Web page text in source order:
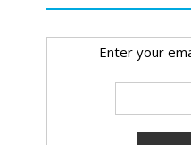
Enter your